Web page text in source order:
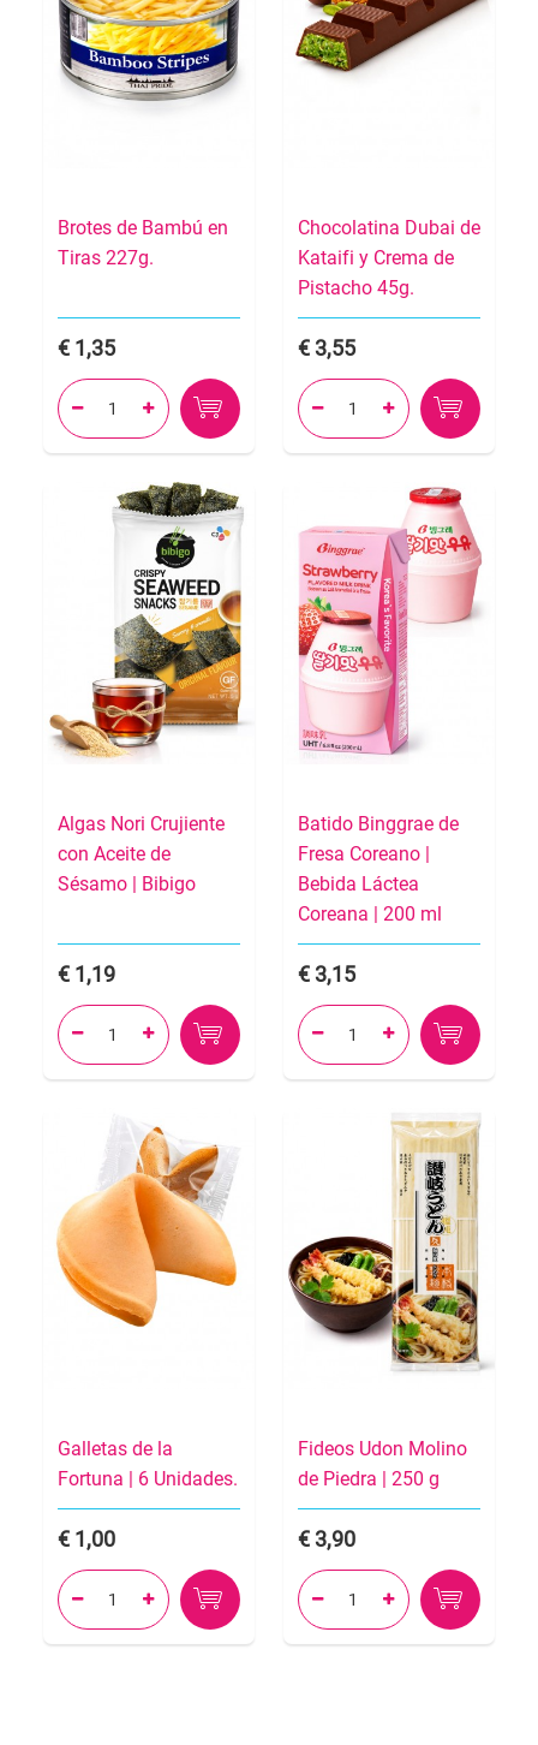
Brotes de Bambú en
Tiras 227g.
1,35
 
Chocolatina Dubai de
Kataifi y Crema de
Pistacho 45g.
3,55
 
Algas Nori Crujiente
con Aceite de
Sésamo | Bibigo
1,19
 
Batido Binggrae de
Fresa Coreano |
Bebida Láctea
Coreana | 200 ml
3,15
 
Galletas de la
Fortuna | 6 Unidades.
1,00
 
Fideos Udon Molino
de Piedra | 250 g
3,90
 